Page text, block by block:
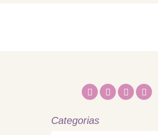
Categorias